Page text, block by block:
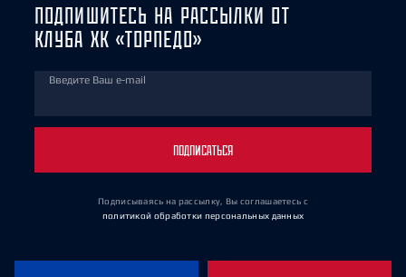
ПОДПИШИТЕСЬ НА РАССЫЛКИ ОТ
КЛУБА ХК «ТОРПЕДО»
Введите Ваш e-mail
ПОДПИСАТЬСЯ
Подписываясь на рассылку, Вы соглашаетесь с
политикой обработки персональных данных